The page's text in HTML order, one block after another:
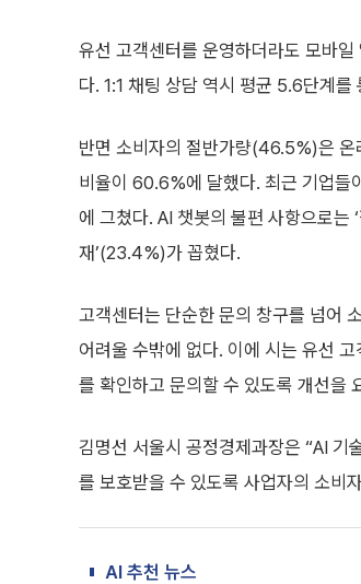
유선 고객센터를 운영하더라도 모바
다. 1:1 채팅 상담 역시 평균 5.6단계를
반면 소비자의 절반가량(46.5%)은 온
비율이 60.6%에 달했다. 최근 기업들
에 그쳤다. AI 챗봇의 불편 사항으로는
재’(23.4%)가 꼽혔다.
고객센터는 단순한 문의 창구를 넘어
어려울 수밖에 없다. 이에 시는 유선
를 확인하고 문의할 수 있도록 개선을
김명선 서울시 공정경제과장은 “AI 기
를 보호받을 수 있도록 사업자의 소비
AI 추천 뉴스